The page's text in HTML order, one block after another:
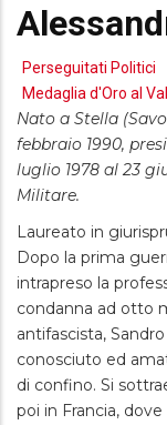
Perseguitati Politici
Medaglia d'Oro al
Nato a Stella
febbraio 1990,
luglio 1978 al 23
Militare.
Laureato in
Dopo la prima
intrapreso la
condanna ad otto
antifascista,
conosciuto ed
di confino. Si
poi in Francia,